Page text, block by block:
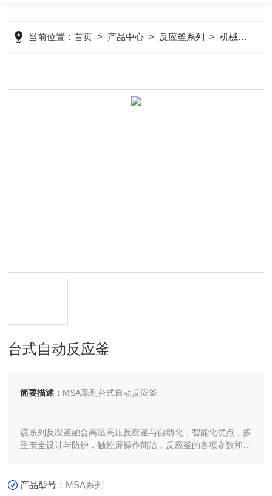
当前位置：首页 > 产品中心 > 反应釜系列 >机械搅拌反应釜
台式自动反应釜
简要描述： MSA系列台式自动反应釜
该系列反应釜融合高温高压反应釜与自动化，智能化优点，多
重安全设计与防护，触控屏操作简洁，反应釜的各项参数和运
产品型号： MSA系列